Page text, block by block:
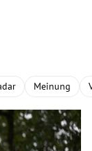
Meinung